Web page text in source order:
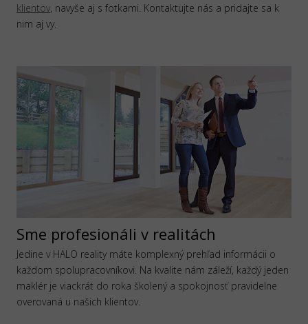
klientov, navyše aj s fotkami. Kontaktujte nás a pridajte sa k
nim aj vy.
Sme profesionáli v realitách
Jedine v HALO reality máte komplexný prehľad informácii o
každom spolupracovníkovi. Na kvalite nám záleží, každý jeden
maklér je viackrát do roka školený a spokojnosť pravidelne
overovaná u našich klientov.